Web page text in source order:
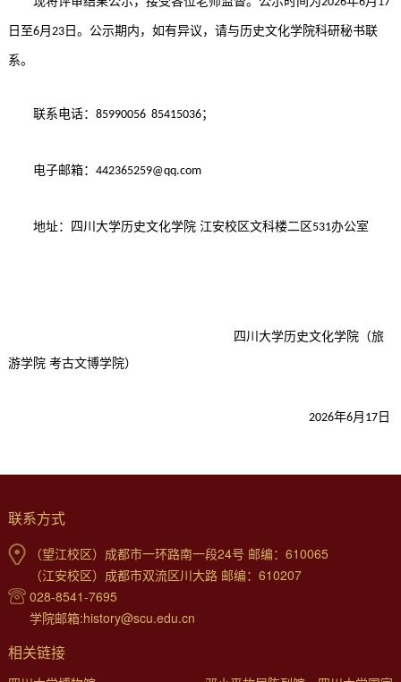
日至6月23日。公示期内，如有异议，请与历史文化学院科研秘书联
系。
联系电话： 85990056 85415036；
电子邮箱： 442365259@qq.com
地址：四川大学历史文化学院 江安校区文科楼二区 531办公室
四川大学历史文化学院（旅
游学院 考古文博学院）
2026年6月 17日
联系方式
（望江校区）成都市一环路南一段24号 邮编：610065
（江安校区）成都市双流区川大路 邮编：610207
028-8541-7695
学院邮箱:history@scu.edu.cn
相关链接